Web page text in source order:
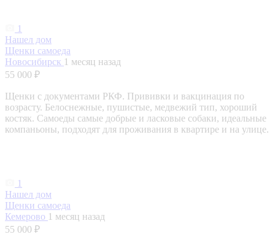
1
Нашел дом
Щенки самоеда
Новосибирск 1 месяц назад
55 000 ₽
Щенки с документами РКФ. Прививки и вакцинация по
возрасту. Белоснежные, пушистые, медвежий тип, хороший
костяк. Самоеды самые добрые и ласковые собаки, идеальные
компаньоны, подходят для проживания в квартире и на улице.
1
Нашел дом
Щенки самоеда
Кемерово 1 месяц назад
55 000 ₽